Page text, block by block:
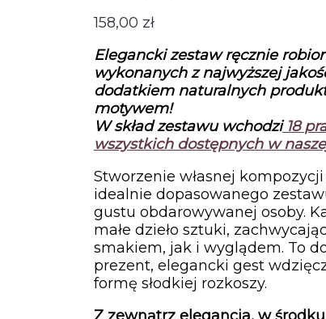
158,00 zł
Elegancki zestaw ręcznie
wykonanych z najwyższej
dodatkiem naturalnych
motywem!
W skład zestawu wchodzi18
wszystkich dostępnych w
Stworzenie własnej
idealnie dopasowanego
gustu obdarowywanej osoby.
małe dzieło sztuki,
smakiem, jak i wyglądem. To
prezent, elegancki gest
formę słodkiej rozkoszy.